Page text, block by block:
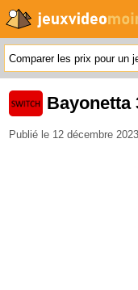
Bayonetta
Publié le 12 décembre